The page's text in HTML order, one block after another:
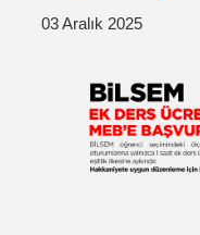
03 Aralık 2025